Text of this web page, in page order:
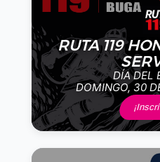
RUTA 119
DÍA DEL
DOMINGO, 30